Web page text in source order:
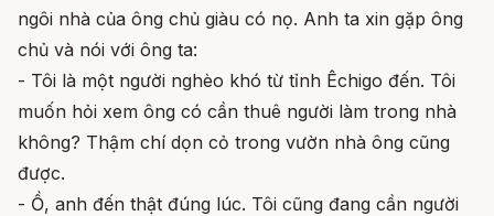
ngôi nhà của ông chủ giàu có nọ. Anh ta xin gặp ông
chủ và nói với ông ta:
- Tôi là một người nghèo khó từ tỉnh Êchigo đến. Tôi
muốn hỏi xem ông có cần thuê người làm trong nhà
không? Thậm chí dọn cỏ trong vườn nhà ông cũng
được.
- Ồ, anh đến thật đúng lúc. Tôi cũng đang cần người